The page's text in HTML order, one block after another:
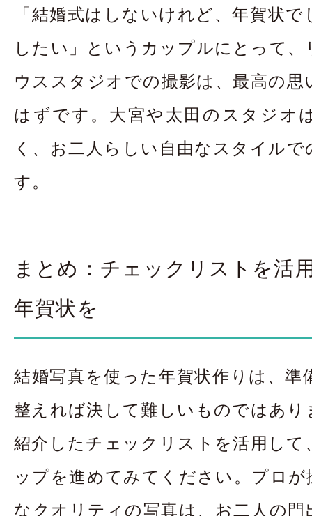
「結婚式はしないけれど、年賀状
したい」というカップルにとって
ウススタジオでの撮影は、最高の思
はずです。大宮や太田のスタジオ
く、お二人らしい自由なスタイル
す。
まとめ：チェックリストを活
年賀状を
結婚写真を使った年賀状作りは、準
整えれば決して難しいものではあり
紹介したチェックリストを活用して
ップを進めてみてください。プロ
なクオリティの写真は、お二人の門